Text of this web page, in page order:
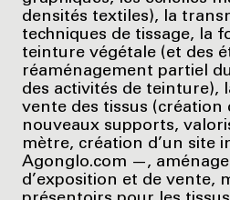
densités textiles), la
techniques de tissage, la
teinture végétale (et des
réaménagement partiel
des activités de teinture),
vente des tissus (création
nouveaux supports,
mètre, création d’un site
Agonglo.com —,
d’exposition et de vente,